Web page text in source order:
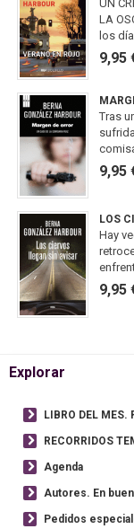
UN
LA
los
9,95
Tras
9,95
LOS
Hay
9,95
Explorar
LIBRO DEL MES.
RECORRIDOS
Agenda
Autores. En
Pedidos